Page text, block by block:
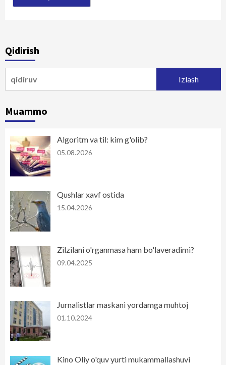
Qidirish
Muammo
Algoritm va til: kim g'olib?
05.08.2026
Qushlar xavf ostida
15.04.2026
Zilzilani o'rganmasa ham bo'laveradimi?
09.04.2025
Jurnalistlar maskani yordamga muhtoj
01.10.2024
Kino Oliy o'quv yurti mukammallashuvi